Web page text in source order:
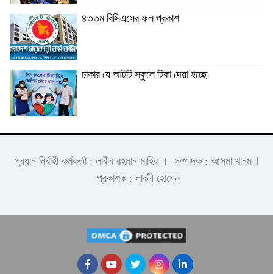
৪৩তম বিসিএসের ফল প্রকাশ
ঢাকার যে আটটি স্কুলে টিকা দেয়া হচ্ছে
প্রধান নির্বাহী কর্মকর্তা : লাবীব রহমান মাহির । সম্পাদক : আসমা খানম ।
প্রকাশক : লাবনী হোসেন